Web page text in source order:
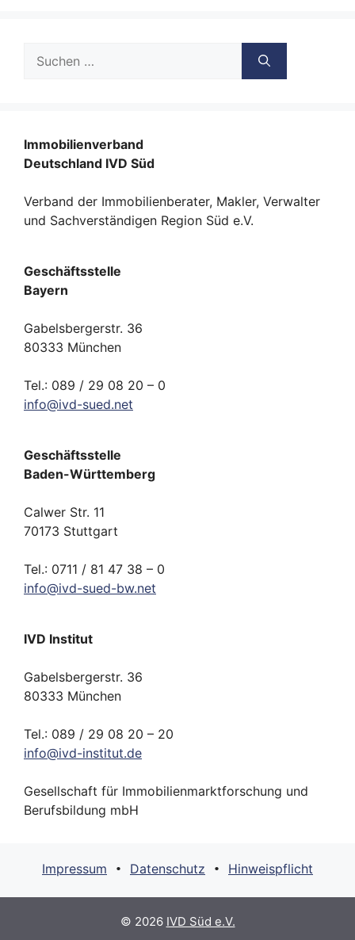
nach:
Immobilienverband
Deutschland IVD Süd
Verband der Immobilienberater, Makler, Verwalter
und Sachverständigen Region Süd e.V.
Geschäftsstelle
Bayern
Gabelsbergerstr. 36
80333 München
Tel.: 089 / 29 08 20 – 0
info@ivd-sued.net
Geschäftsstelle
Baden-Württemberg
Calwer Str. 11
70173 Stuttgart
Tel.: 0711 / 81 47 38 – 0
info@ivd-sued-bw.net
IVD Institut
Gabelsbergerstr. 36
80333 München
Tel.: 089 / 29 08 20 – 20
info@ivd-institut.de
Gesellschaft für Immobilienmarktforschung und
Berufsbildung mbH
Impressum • Datenschutz • Hinweispflicht
© 2026 IVD Süd e.V.